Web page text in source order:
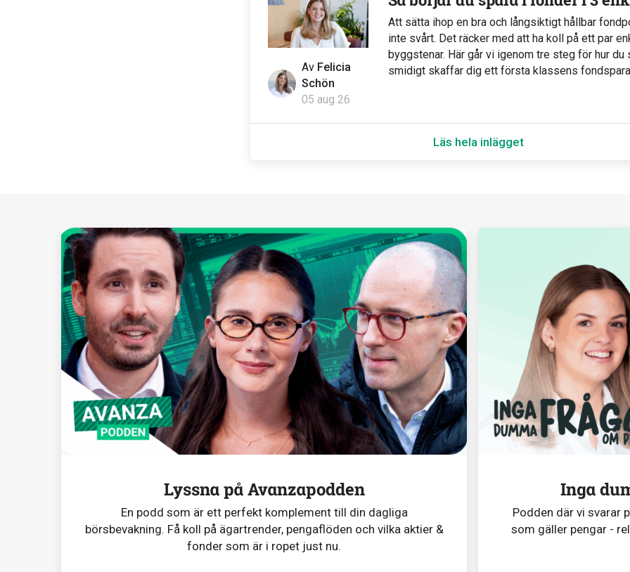
Av Felicia
Schön
05 aug 26
Att sätta ihop en bra och långsiktigt hållbar
inte svårt. Det räcker med att ha koll på ett par
byggstenar. Här går vi igenom tre steg för hur du
smidigt skaffar dig ett första klassens
Läs hela inlägget
Lyssna på Avanzapodden
En podd som är ett perfekt komplement till din dagliga
börsbevakning. Få koll på ägartrender, pengaflöden och vilka aktier &
fonder som är i ropet just nu.
Inga
Podden där vi svarar
som gäller pengar -